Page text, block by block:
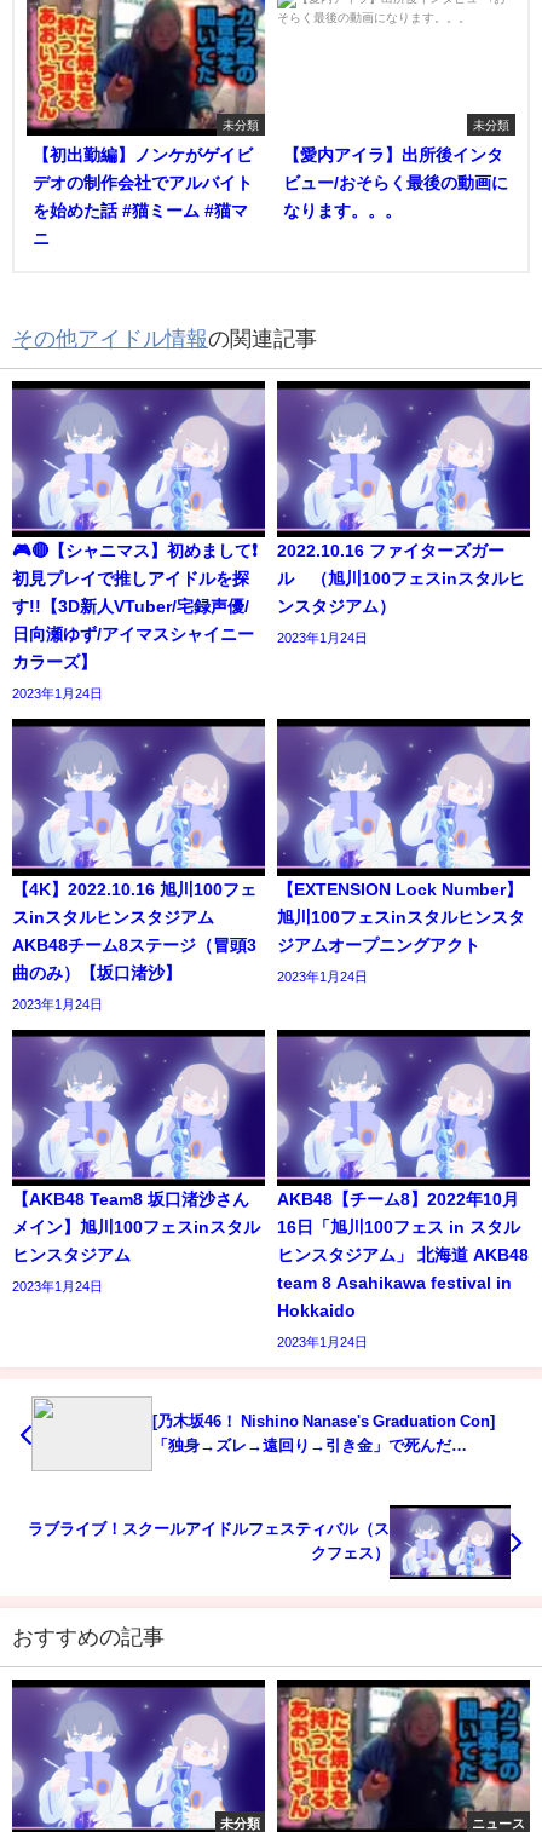
未分類
【初出勤編】ノンケがゲイビ
デオの制作会社でアルバイト
を始めた話 #猫ミーム #猫マ
ニ
未分類
【愛内アイラ】出所後インタ
ビュー/おそらく最後の動画に
なります。。。
その他アイドル情報の関連記事
🎮🔴【シャニマス】初めまして❗️
初見プレイで推しアイドルを探
す!!【3D新人VTuber/宅録声優/
日向瀬ゆず/アイマスシャイニー
カラーズ】
2023年1月24日
2022.10.16 ファイターズガー
ル （旭川100フェスinスタルヒ
ンスタジアム）
2023年1月24日
【4K】2022.10.16 旭川100フェ
スinスタルヒンスタジアム
AKB48チーム8ステージ（冒頭3
曲のみ）【坂口渚沙】
2023年1月24日
【EXTENSION Lock Number】
旭川100フェスinスタルヒンスタ
ジアムオープニングアクト
2023年1月24日
【AKB48 Team8 坂口渚沙さん
メイン】旭川100フェスinスタル
ヒンスタジアム
2023年1月24日
AKB48【チーム8】2022年10月
16日「旭川100フェス in スタル
ヒンスタジアム」 北海道 AKB48
team 8 Asahikawa festival in
Hokkaido
2023年1月24日
[乃木坂46！ Nishino Nanase's Graduation Con]
「独身→ズレ→遠回り→引き金」で死んだ…
ラブライブ！スクールアイドルフェスティバル（ス
クフェス）
おすすめの記事
未分類 ニュース